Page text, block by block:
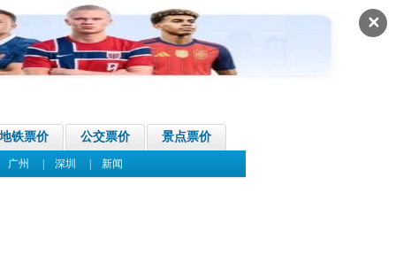
✕
地铁票价 公交票价 景点票价
广州 深圳 新闻